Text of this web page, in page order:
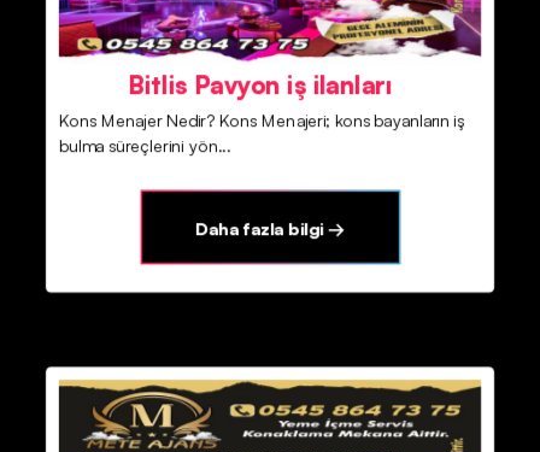
Bitlis Pavyon iş ilanları
Kons Menajer Nedir? Kons Menajeri; kons bayanların iş
bulma süreçlerini yön...
Daha fazla bilgi →